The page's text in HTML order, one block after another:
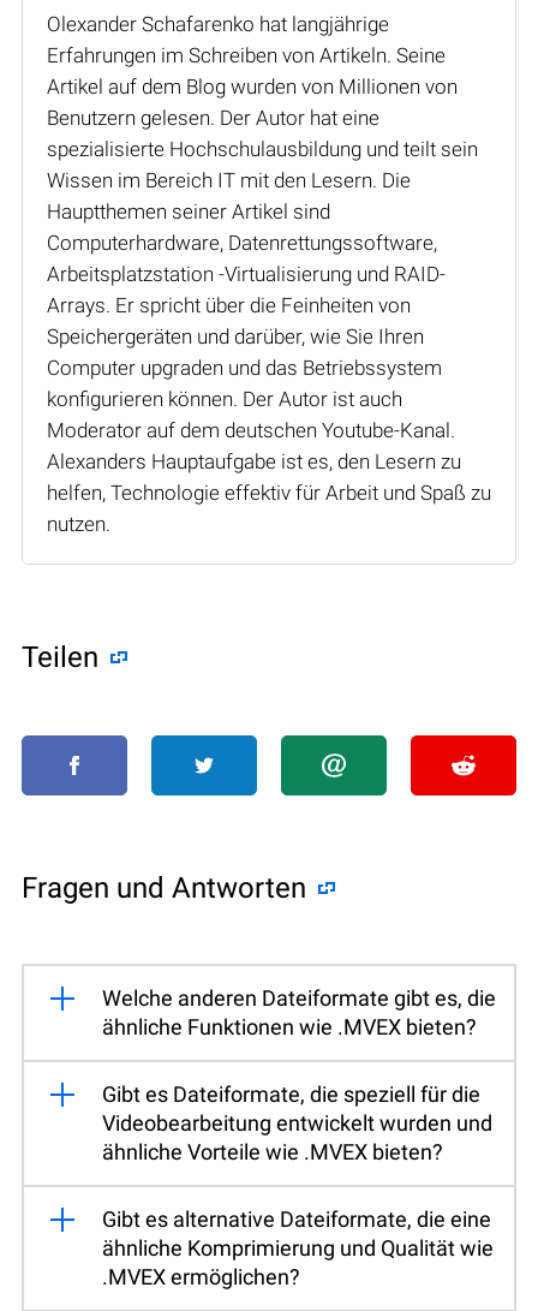
Olexander Schafarenko hat langjährige
Erfahrungen im Schreiben von Artikeln. Seine
Artikel auf dem Blog wurden von Millionen von
Benutzern gelesen. Der Autor hat eine
spezialisierte Hochschulausbildung und teilt sein
Wissen im Bereich IT mit den Lesern. Die
Hauptthemen seiner Artikel sind
Computerhardware, Datenrettungssoftware,
Arbeitsplatzstation -Virtualisierung und RAID-
Arrays. Er spricht über die Feinheiten von
Speichergeräten und darüber, wie Sie Ihren
Computer upgraden und das Betriebssystem
konfigurieren können. Der Autor ist auch
Moderator auf dem deutschen Youtube-Kanal.
Alexanders Hauptaufgabe ist es, den Lesern zu
helfen, Technologie effektiv für Arbeit und Spaß zu
nutzen.
Teilen
Fragen und Antworten
Welche anderen Dateiformate gibt es, die
ähnliche Funktionen wie .MVEX bieten?
Gibt es Dateiformate, die speziell für die
Videobearbeitung entwickelt wurden und
ähnliche Vorteile wie .MVEX bieten?
Gibt es alternative Dateiformate, die eine
ähnliche Komprimierung und Qualität wie
.MVEX ermöglichen?